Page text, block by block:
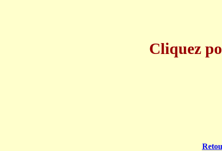
Cliquez